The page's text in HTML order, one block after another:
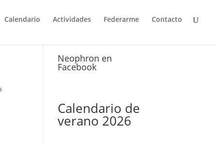
Calendario Actividades Federarme Contacto
Neophron en
Facebook
Calendario de
verano 2026